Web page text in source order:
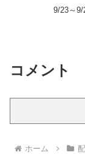
9/23～
コメント
ホーム